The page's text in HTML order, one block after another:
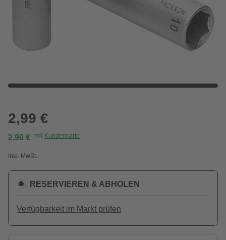
2,99 €
2,90 € mit Kundenkarte
Inkl. MwSt.
RESERVIEREN & ABHOLEN
Verfügbarkeit im Markt prüfen